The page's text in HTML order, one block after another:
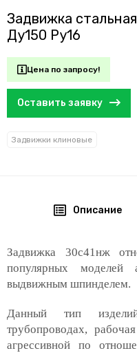
Задвижка
Ду150 Ру16
Цена по запросу!
Оставить заявку
Задвижки клиновые
Описание
Задвижка 30с41нж
популярных моделей
выдвижным шпинделем.
Данный тип
трубопроводах,
агрессивной по